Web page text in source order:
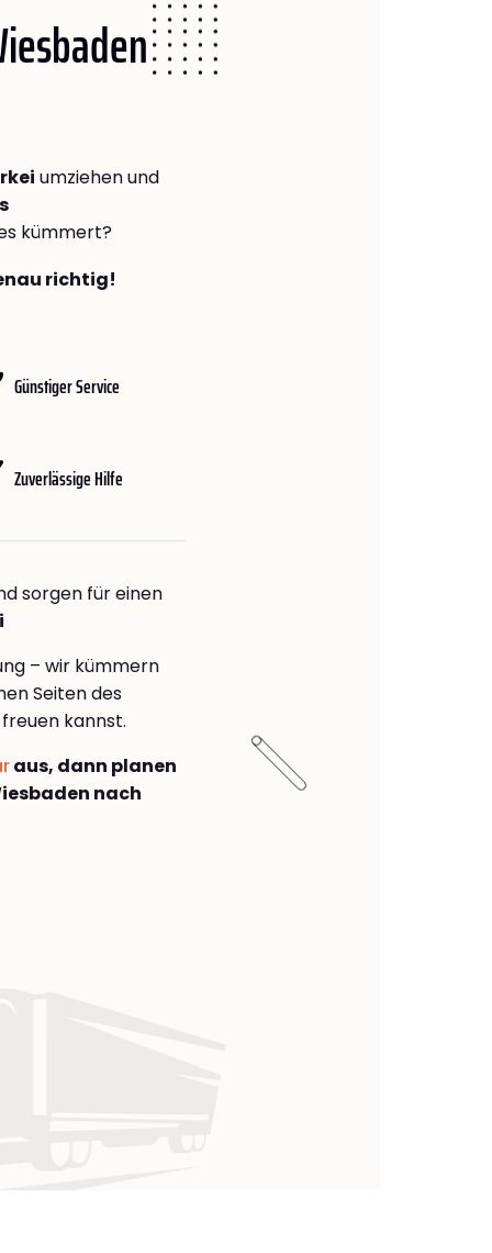
umziehen und
kümmert?
richtig!
Günstiger Service
Zuverlässige Hilfe
sorgen für einen
– wir kümmern
Seiten des
kannst.
aus, dann planen
nach